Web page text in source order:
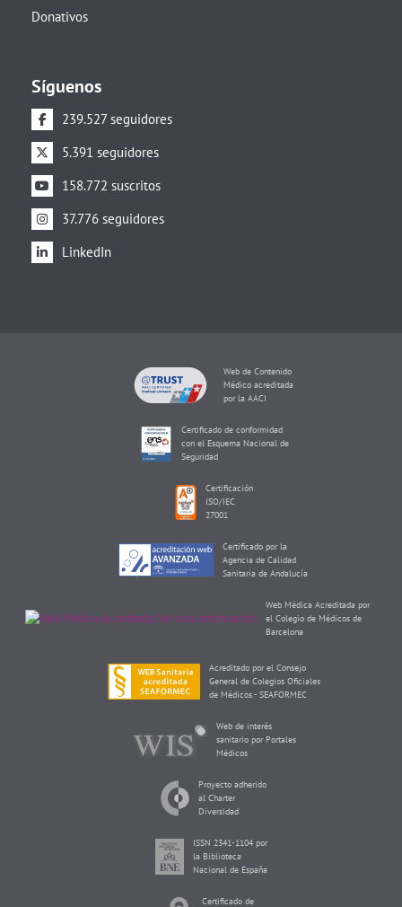
Donativos
Síguenos
239.527 seguidores
5.391 seguidores
158.772 suscritos
37.776 seguidores
LinkedIn
Web de Contenido
Médico acreditada
por la AACI
Certificado de conformidad
con el Esquema Nacional de
Seguridad
Certificación
ISO/IEC
27001
Certificado por la
Agencia de Calidad
Sanitaria de Andalucía
Web Médica Acreditada por
el Colegio de Médicos de
Barcelona
Acreditado por el Consejo
General de Colegios Oficiales
de Médicos - SEAFORMEC
Web de interés
sanitario por Portales
Médicos
Proyecto adherido
al Charter
Diversidad
ISSN 2341-1104 por
la Biblioteca
Nacional de España
Certificado de